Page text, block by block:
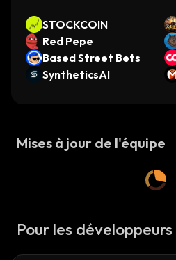
STOCKCOIN
Red Pepe
Based Street Bets
SyntheticsAI
Mises à jour de l'équipe
Pour les